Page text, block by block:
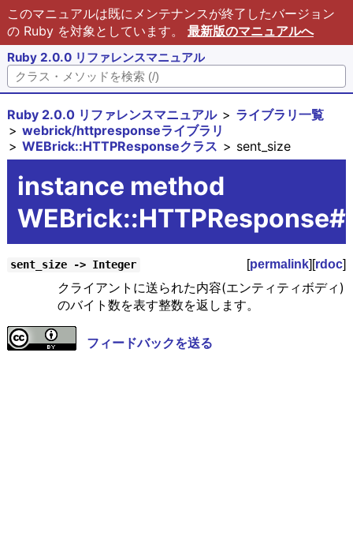
このマニュアルは既にメンテナンスが終了したバージョン
の Ruby を対象としています。 最新版のマニュアルへ
Ruby 2.0.0 リファレンスマニュアル
Ruby 2.0.0 リファレンスマニュアル
ライブラリ一覧
webrick/httpresponseライブラリ
WEBrick::HTTPResponseクラス
sent_size
instance method
sent_size -> Integer [permalink][rdoc]
クライアントに送られた内容(エンティティボディ)
のバイト数を表す整数を返します。
フィードバックを送る